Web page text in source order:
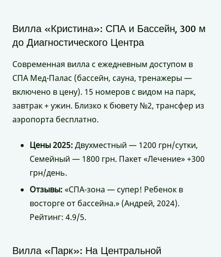
Вилла «Кристина»: СПА и Бассейн, 300 м
до Диагностического Центра
Современная вилла с ежедневным доступом в
СПА Мед-Палас (бассейн, сауна, тренажеры —
включено в цену). 15 номеров с видом на парк,
завтрак + ужин. Близко к бювету №2, трансфер из
аэропорта бесплатно.
Цены 2025: Двухместный — 1200 грн/сутки,
Семейный — 1800 грн. Пакет «Лечение» +300
грн/день.
Отзывы: «СПА-зона — супер! Ребенок в
восторге от бассейна.» (Андрей, 2024).
Рейтинг: 4.9/5.
Вилла «Парк»: На Центральной